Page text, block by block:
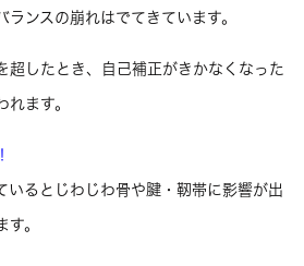
ンスの崩れはでてきています。
超したとき、自己補正がきかなくなった
れます。
いるとじわじわ骨や腱・靭帯に影響が出
。